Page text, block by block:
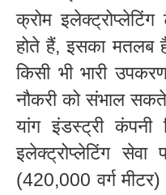
क्रोम
होते हैं, इसका मतलब
किसी भी भारी
नौकरी को संभाल
यांग इंडस्ट्री कंपनी
इलेक्ट्रोप्लेटिंग
(420,000 वर्ग